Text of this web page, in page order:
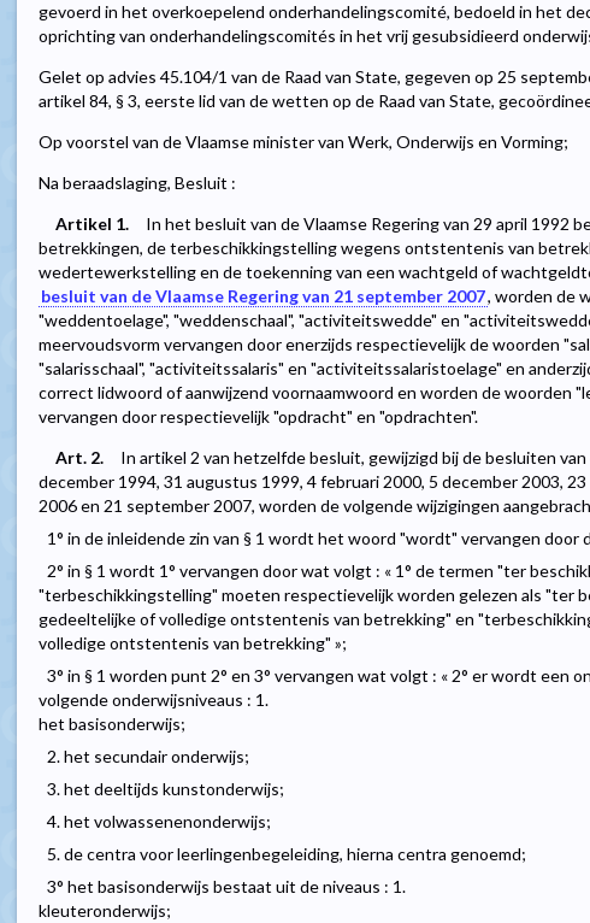
gevoerd in het overkoepelend onderhandelingscomité, bedoeld in het
oprichting van onderhandelingscomités in het vrij gesubsidieerd
Gelet op advies 45.104/1 van de Raad van State, gegeven op 25
artikel 84, § 3, eerste lid van de wetten op de Raad van State,
Op voorstel van de Vlaamse minister van Werk, Onderwijs en Vorming;
Na beraadslaging, Besluit :
Artikel 1.
In het besluit van de Vlaamse Regering van 29 april 1992
betrekkingen, de terbeschikkingstelling wegens ontstentenis van
wedertewerkstelling en de toekenning van een wachtgeld of
besluit van de Vlaamse Regering van 21 september 2007, worden de
"weddentoelage", "weddenschaal", "activiteitswedde" en
meervoudsvorm vervangen door enerzijds respectievelijk de woorden
"salarisschaal", "activiteitssalaris" en "activiteitssalaristoelage" en
correct lidwoord of aanwijzend voornaamwoord en worden de woorden
vervangen door respectievelijk "opdracht" en "opdrachten".
Art. 2.
In artikel 2 van hetzelfde besluit, gewijzigd bij de besluiten van
december 1994, 31 augustus 1999, 4 februari 2000, 5 december 2003,
2006 en 21 september 2007, worden de volgende wijzigingen
1° in de inleidende zin van § 1 wordt het woord "wordt" vervangen
2° in § 1 wordt 1° vervangen door wat volgt : « 1° de termen "ter
"terbeschikkingstelling" moeten respectievelijk worden gelezen als "ter
gedeeltelijke of volledige ontstentenis van betrekking" en
volledige ontstentenis van betrekking" »;
3° in § 1 worden punt 2° en 3° vervangen wat volgt : « 2° er wordt een
volgende onderwijsniveaus : 1.
het basisonderwijs;
2. het secundair onderwijs;
3. het deeltijds kunstonderwijs;
4. het volwassenenonderwijs;
5. de centra voor leerlingenbegeleiding, hierna centra genoemd;
3° het basisonderwijs bestaat uit de niveaus : 1.
kleuteronderwijs;